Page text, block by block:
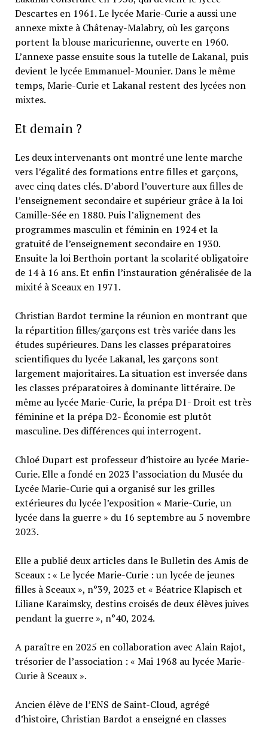
Descartes en 1961. Le lycée Marie-Curie a aussi une
annexe mixte à Châtenay-Malabry, où les garçons
portent la blouse maricurienne, ouverte en 1960.
L’annexe passe ensuite sous la tutelle de Lakanal, puis
devient le lycée Emmanuel-Mounier. Dans le même
temps, Marie-Curie et Lakanal restent des lycées non
mixtes.
Et demain ?
Les deux intervenants ont montré une lente marche
vers l’égalité des formations entre filles et garçons,
avec cinq dates clés. D’abord l’ouverture aux filles de
l’enseignement secondaire et supérieur grâce à la loi
Camille-Sée en 1880. Puis l’alignement des
programmes masculin et féminin en 1924 et la
gratuité de l’enseignement secondaire en 1930.
Ensuite la loi Berthoin portant la scolarité obligatoire
de 14 à 16 ans. Et enfin l’instauration généralisée de la
mixité à Sceaux en 1971.
Christian Bardot termine la réunion en montrant que
la répartition filles/garçons est très variée dans les
études supérieures. Dans les classes préparatoires
scientifiques du lycée Lakanal, les garçons sont
largement majoritaires. La situation est inversée dans
les classes préparatoires à dominante littéraire. De
même au lycée Marie-Curie, la prépa D1- Droit est très
féminine et la prépa D2- Économie est plutôt
masculine. Des différences qui interrogent.
Chloé Dupart est professeur d’histoire au lycée Marie-
Curie. Elle a fondé en 2023 l’association du Musée du
Lycée Marie-Curie qui a organisé sur les grilles
extérieures du lycée l’exposition « Marie-Curie, un
lycée dans la guerre » du 16 septembre au 5 novembre
2023.
Elle a publié deux articles dans le Bulletin des Amis de
Sceaux : « Le lycée Marie-Curie : un lycée de jeunes
filles à Sceaux », n°39, 2023 et « Béatrice Klapisch et
Liliane Karaimsky, destins croisés de deux élèves juives
pendant la guerre », n°40, 2024.
A paraître en 2025 en collaboration avec Alain Rajot,
trésorier de l’association : « Mai 1968 au lycée Marie-
Curie à Sceaux ».
Ancien élève de l’ENS de Saint-Cloud, agrégé
d’histoire, Christian Bardot a enseigné en classes